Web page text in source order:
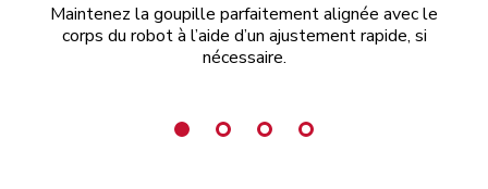
Maintenez la goupille parfaitement alignée avec le
corps du robot à l’aide d’un ajustement rapide, si
nécessaire.